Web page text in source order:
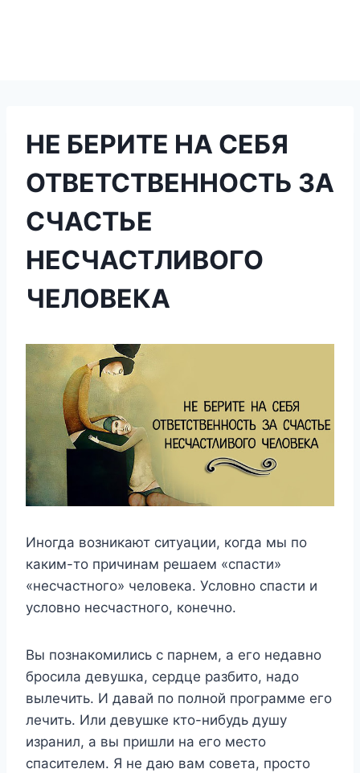
НЕ БЕРИТЕ НА СЕБЯ
ОТВЕТСТВЕННОСТЬ ЗА
СЧАСТЬЕ
НЕСЧАСТЛИВОГО
ЧЕЛОВЕКА
Иногда возникают ситуации, когда мы по
каким-то причинам решаем «спасти»
«несчастного» человека. Условно спасти и
условно несчастного, конечно.
Вы познакомились с парнем, а его недавно
бросила девушка, сердце разбито, надо
вылечить. И давай по полной программе его
лечить. Или девушке кто-нибудь душу
изранил, а вы пришли на его место
спасителем. Я не даю вам совета, просто